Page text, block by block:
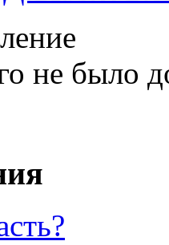
не было